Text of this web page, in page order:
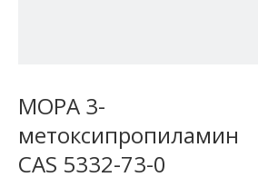
MOPA 3-
метоксипропиламин
CAS 5332-73-0